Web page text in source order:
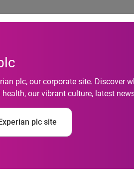
plc, our corporate site. Discover
our vibrant culture, latest
plc site
mobile